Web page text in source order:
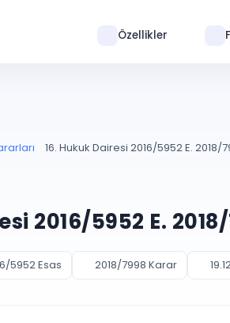
Özellikler
16. Hukuk Dairesi 2016/5952 E. 2018/
2016/5952 E.
5952 Esas 2018/7998 Karar